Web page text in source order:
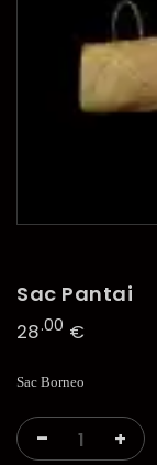
Sac Pantai
28.00 €
Sac Borneo
- +